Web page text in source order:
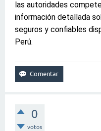
las autoridades
información detallada
seguros y confiables
Perú.
0
votos